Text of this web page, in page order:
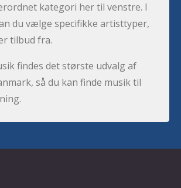
kategori her til venstre. I
du vælge specifikke artisttyper,
tilbud fra.
findes det største udvalg af
så du kan finde musik til